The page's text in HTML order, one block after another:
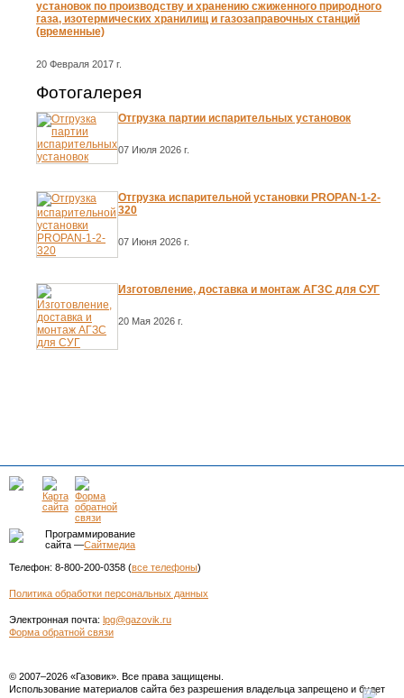
установок по производству и хранению сжиженного природного
газа, изотермических хранилищ и газозаправочных станций
(временные)
20 Февраля 2017 г.
Фотогалерея
Отгрузка партии испарительных установок
07 Июля 2026 г.
Отгрузка испарительной установки PROPAN-1-2-
320
07 Июня 2026 г.
Изготовление, доставка и монтаж АГЗС для СУГ
20 Мая 2026 г.
Программирование
сайта —Сайтмедиа
Телефон: 8-800-200-0358 (все телефоны)
Политика обработки персональных данных
Электронная почта: lpg@gazovik.ru
Форма обратной связи
© 2007–2026 «Газовик». Все права защищены.
Использование материалов сайта без разрешения владельца запрещено и будет